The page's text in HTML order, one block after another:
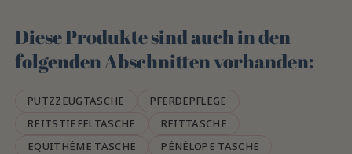
Diese Produkte sind auch in den
folgenden Abschnitten vorhanden:
PUTZZEUGTASCHE
PFERDEPFLEGE
REITSTIEFELTASCHE
REITTASCHE
EQUITHÈME TASCHE
PÉNÉLOPE TASCHE